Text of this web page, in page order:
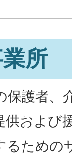
所
保護者、
供および
るための